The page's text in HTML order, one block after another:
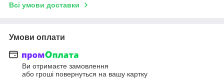
Всі умови доставки
Умови оплати
Ви отримаєте замовлення
або гроші повернуться на вашу картку